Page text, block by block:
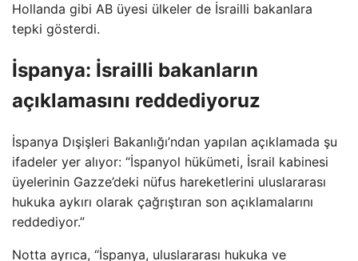
Hollanda gibi AB üyesi ülkeler de İsrailli bakanlara
tepki gösterdi.
İspanya: İsrailli bakanların
açıklamasını reddediyoruz
İspanya Dışişleri Bakanlığı’ndan yapılan açıklamada şu
ifadeler yer alıyor: “İspanyol hükümeti, İsrail kabinesi
üyelerinin Gazze’deki nüfus hareketlerini uluslararası
hukuka aykırı olarak çağrıştıran son açıklamalarını
reddediyor.”
Notta ayrıca, “İspanya, uluslararası hukuka ve